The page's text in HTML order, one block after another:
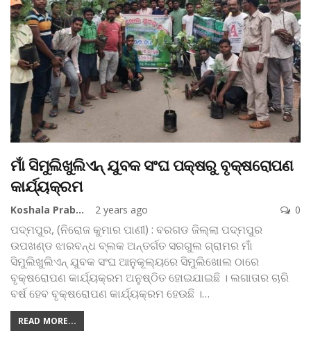
ମାଁ ସିମୁଲିଖୁଲିଏନ୍‌ ଯୁବକ ସଂଘ ପକ୍ଷରୁ ବୃକ୍ଷରୋପଣ
କାର୍ଯ୍ୟକ୍ରମ
Koshala Prabaha 2 years ago 0
ପଦ୍ମପୁର, (ନିରୋଜ କୁମାର ପାଣୀ) : ବରଗଡ ଜିଲ୍ଲା ପଦ୍ମପୁର
ଉପଖଣ୍ଡ ଝାରବନ୍ଧ ବ୍ଲକ ଅନ୍ତର୍ଗତ ସରଗୁଲ ଗ୍ରାମର ମାଁ
ସିମୁଲିଖୁଲିଏନ୍‌ ଯୁବକ ସଂଘ ଆନୁକୂଲ୍ୟରେ ସିମୁଲିଖୋଲ ଠାରେ
ବୃକ୍ଷରୋପଣ କାର୍ଯ୍ୟକ୍ରମ ଅନୁଷ୍ଠିତ ହୋଇଯାଇଛି । ଲଗାତାର ଚାରି
ବର୍ଷ ହେବ ବୃକ୍ଷରୋପଣ କାର୍ଯ୍ୟକ୍ରମ ହେଉଛି ।…
READ MORE...